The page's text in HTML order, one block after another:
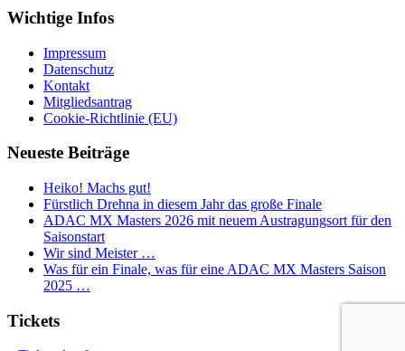
Wichtige Infos
Impressum
Datenschutz
Kontakt
Mitgliedsantrag
Cookie-Richtlinie (EU)
Neueste Beiträge
Heiko! Machs gut!
Fürstlich Drehna in diesem Jahr das große Finale
ADAC MX Masters 2026 mit neuem Austragungsort für den
Saisonstart
Wir sind Meister …
Was für ein Finale, was für eine ADAC MX Masters Saison
2025 …
Tickets